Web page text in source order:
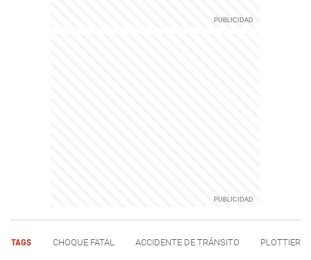
TAGS CHOQUE FATAL ACCIDENTE DE TRÁNSITO PLOTTIER